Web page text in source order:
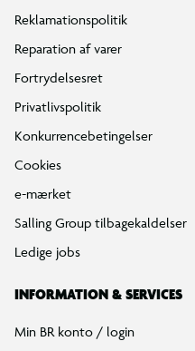
Reklamationspolitik
Reparation af varer
Fortrydelsesret
Privatlivspolitik
Konkurrencebetingelser
Cookies
e-mærket
Salling Group tilbagekaldelser
Ledige jobs
INFORMATION & SERVICES
Min BR konto / login